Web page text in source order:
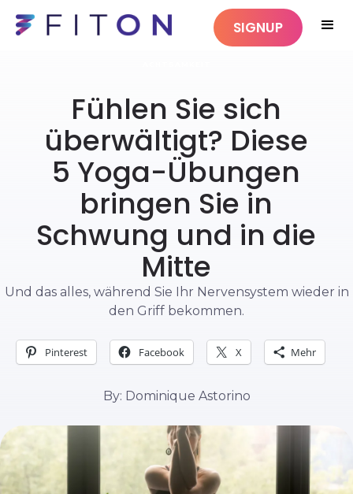
SIGNUP
Fühlen Sie sich
überwältigt? Diese
5 Yoga-Übungen
bringen Sie in
Schwung und in die
Mitte
Und das alles, während Sie Ihr Nervensystem wieder in
den Griff bekommen.
Pinterest Facebook X Mehr
By: Dominique Astorino